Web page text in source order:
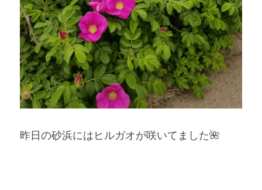
昨日の砂浜にはヒルガオが咲いてました🌺